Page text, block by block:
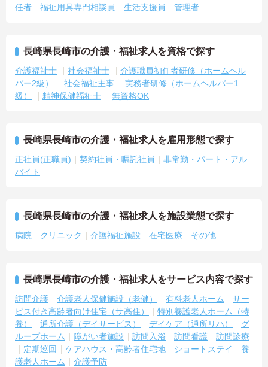
任者
福祉用具専門相談員 生活支援員 管理者
長崎県長崎市の介護・福祉求人を資格で探す
介護福祉士 社会福祉士
介護職員初任者研修（ホームヘル
パー2級）
社会福祉主事
実務者研修（ホームヘルパー1
級）
精神保健福祉士 無資格OK
長崎県長崎市の介護・福祉求人を雇用形態で探す
正社員(正職員) 契約社員・嘱託社員
非常勤・パート・アル
バイト
長崎県長崎市の介護・福祉求人を施設業態で探す
病院 クリニック 介護福祉施設 在宅医療 その他
長崎県長崎市の介護・福祉求人をサービス内容で探す
訪問介護 介護老人保健施設（老健） 有料老人ホーム
サー
ビス付き高齢者向け住宅（サ高住）
特別養護老人ホーム（特
養）
通所介護（デイサービス） デイケア（通所リハ）
グ
ループホーム
障がい者施設 訪問入浴 訪問看護
訪問診療
定期巡回
ケアハウス・高齢者住宅地 ショートステイ
養
護老人ホーム
介護予防